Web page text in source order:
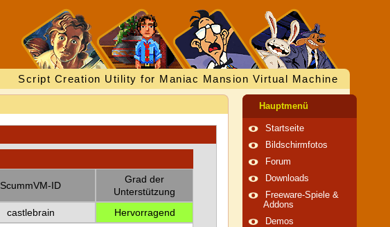
Script Creation Utility for Maniac Mansion Virtual Machine
ScummVM-ID
Grad der
Unterstützung
castlebrain Hervorragend
Hauptmenü
Startseite
Bildschirmfotos
Forum
Downloads
Freeware-Spiele &
Addons
Demos